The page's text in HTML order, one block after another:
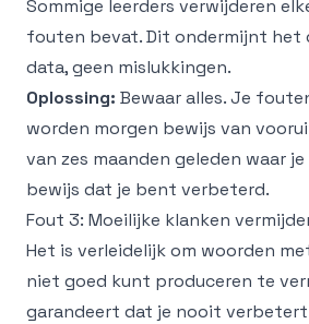
Sommige leerders verwijderen
fouten bevat. Dit ondermijnt het
data, geen mislukkingen.
Oplossing: Bewaar alles. Je
worden morgen bewijs van
van zes maanden geleden waar
bewijs dat je bent verbeterd.
Fout 3: Moeilijke klanken
Het is verleidelijk om woorden
niet goed kunt produceren te
garandeert dat je nooit verbetert